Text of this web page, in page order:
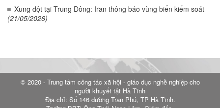
Xung đột tại Trung Đông: Iran thông báo vùng biển kiểm soát
(21/05/2026)
© 2020 - Trung tâm công tác xã hội - giáo dục nghề nghiệp cho
người khuyết tật Hà Tĩnh
Địa chỉ: Số 146 đường Trần Phú, TP Hà Tĩnh.